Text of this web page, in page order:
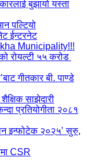
बुझायो यस्ता
पल्टियो
ईन्टरनेट
Municipality!!!
रोयल्टी ५५ करोड
गीतकार बी. पाण्डे
साझेदारी
प्रतियोगीता २०८१
इन्फोटेक २०२५’ सुरु,
CSR